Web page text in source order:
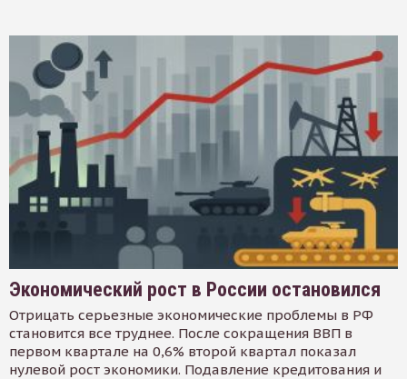
Экономический рост в России остановился
Отрицать серьезные экономические проблемы в РФ
становится все труднее. После сокращения ВВП в
первом квартале на 0,6% второй квартал показал
нулевой рост экономики. Подавление кредитования и